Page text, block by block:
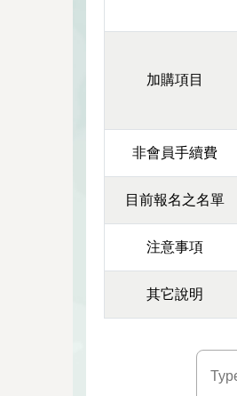
加購項目
非會員手續費
目前報名之名單
注意事項
其它說明